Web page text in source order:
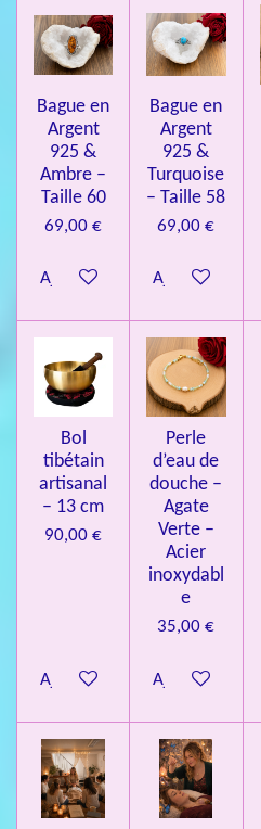
l
l
e
l
e
s
l
e
s
Bague en
Argent
925 &
Ambre –
Taille 60
69,00 €
Ajouter au panier
Bague en
Argent
925 &
Turquoise
– Taille 58
69,00 €
Ajouter au
Bol
tibétain
artisanal
– 13 cm
90,00 €
Ajouter au panier
Perle
d’eau de
douche –
Agate
Verte –
Acier
inoxydabl
e
35,00 €
Ajouter au